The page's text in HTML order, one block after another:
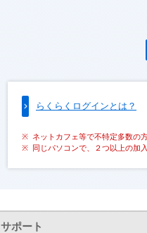
らくらくログインとは？
ネットカフェ等で不特定多数の
同じパソコンで、２つ以上の加
サポート